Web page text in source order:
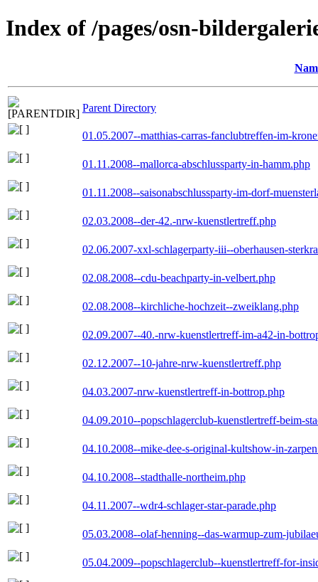
Index of /pages/osn-
Parent Directory
01.05.2007--matthias-carras-fanclubtreffen-im-
01.11.2008--mallorca-abschlussparty-in-hamm.php
01.11.2008--saisonabschlussparty-im-dorf-
02.03.2008--der-42.-nrw-kuenstlertreff.php
02.06.2007-xxl-schlagerparty-iii--oberhausen-
02.08.2008--cdu-beachparty-in-velbert.php
02.08.2008--kirchliche-hochzeit--zweiklang.php
02.09.2007--40.-nrw-kuenstlertreff-im-a42-in-
02.12.2007--10-jahre-nrw-kuenstlertreff.php
04.03.2007-nrw-kuenstlertreff-in-bottrop.php
04.09.2010--popschlagerclub-kuenstlertreff-beim-
04.10.2008--mike-dee-s-original-kultshow-in-
04.10.2008--stadthalle-northeim.php
04.11.2007--wdr4-schlager-star-parade.php
05.03.2008--olaf-henning--das-warmup-zum-
05.04.2009--popschlagerclub--kuenstlertreff-for-